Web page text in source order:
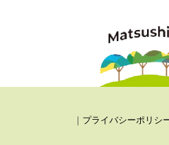
｜ プライバシーポリシ